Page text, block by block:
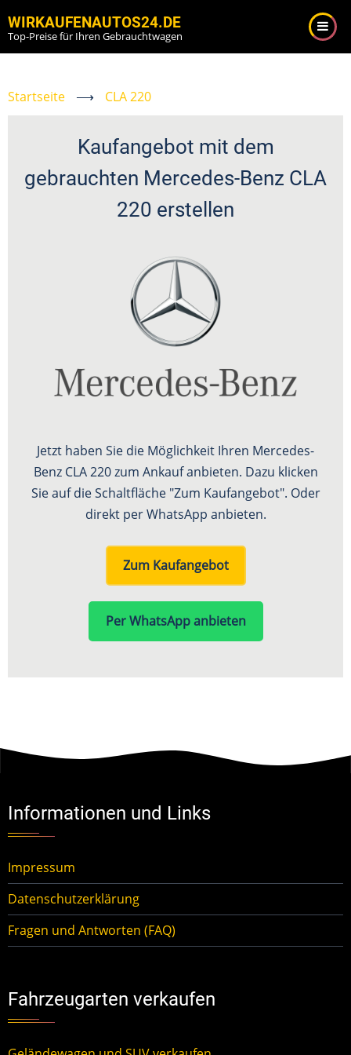
zum
Inhalt
WIRKAUFENAUTOS24.DE
Top-Preise für Ihren Gebrauchtwagen
Startseite ⟶ CLA 220
Kaufangebot mit dem
gebrauchten Mercedes-Benz CLA
220 erstellen
Jetzt haben Sie die Möglichkeit Ihren Mercedes-
Benz CLA 220 zum Ankauf anbieten. Dazu klicken
Sie auf die Schaltfläche "Zum Kaufangebot". Oder
direkt per WhatsApp anbieten.
Zum Kaufangebot
Per WhatsApp anbieten
Informationen und Links
Impressum
Datenschutzerklärung
Fragen und Antworten (FAQ)
Fahrzeugarten verkaufen